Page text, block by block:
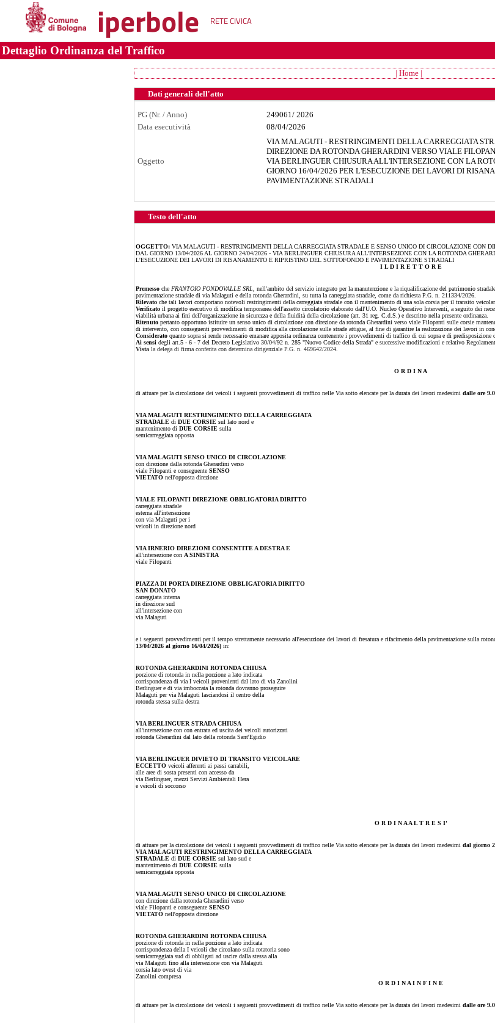
iperbole RETE CIVICA
Dettaglio Ordinanza del Traffico
| Home |
Dati generali dell'atto
PG (Nr. / Anno) 249061/ 2026
Data esecutività
08/04/2026
Oggetto
VIA MALAGUTI - RESTRINGIMENTI DELLA CARREGGIATA
DIREZIONE DA ROTONDA GHERARDINI VERSO VIALE
VIA BERLINGUER CHIUSURA ALL'INTERSEZIONE CON LA
GIORNO 16/04/2026 PER L'ESECUZIONE DEI LAVORI DI
PAVIMENTAZIONE STRADALI
Testo dell'atto
OGGETTO: VIA MALAGUTI - RESTRINGIMENTI DELLA CARREGGIATA STRADALE E SENSO UNICO DI CIRCOLAZIONE CON
DAL GIORNO 13/04/2026 AL GIORNO 24/04/2026 - VIA BERLINGUER CHIUSURA ALL'INTERSEZIONE CON LA ROTONDA
L'ESECUZIONE DEI LAVORI DI RISANAMENTO E RIPRISTINO DEL SOTTOFONDO E PAVIMENTAZIONE STRADALI
I L D I R E T T O R E
Premesso che FRANTOIO FONDOVALLE SRL, nell'ambito del servizio integrato per la manutenzione e la riqualificazione del patrimonio
pavimentazione stradale di via Malaguti e della rotonda Gherardini, su tutta la carreggiata stradale, come da richiesta P.G. n. 211334/2026.
Rilevato che tali lavori comportano notevoli restringimenti della carreggiata stradale con il mantenimento di una sola corsia per il transito
Verificato il progetto esecutivo di modifica temporanea dell'assetto circolatorio elaborato dall'U.O. Nucleo Operativo Interventi, a seguito dei
viabilità urbana ai fini dell'organizzazione in sicurezza e della fluidità della circolazione (art. 31 reg. C.d.S.) e descritto nella presente ordinanza.
Ritenuto pertanto opportuno istituire un senso unico di circolazione con direzione da rotonda Gherardini verso viale Filopanti sulle corsie
di intervento, con conseguenti provvedimenti di modifica alla circolazione sulle strade attigue, al fine di garantire la realizzazione dei lavori in
Considerato quanto sopra si rende necessario emanare apposita ordinanza contenente i provvedimenti di traffico di cui sopra e di predisposizione
Ai sensi degli art.5 - 6 - 7 del Decreto Legislativo 30/04/92 n. 285 "Nuovo Codice della Strada" e successive modificazioni e relativo
Vista la delega di firma conferita con determina dirigenziale P.G. n. 469642/2024
O R D I N A
di attuare per la circolazione dei veicoli i seguenti provvedimenti di traffico nelle Via sotto elencate per la durata dei lavori medesimi dalle ore
VIA MALAGUTI RESTRINGIMENTO DELLA CARREGGIATA
STRADALE di DUE CORSIE sul lato nord e
mantenimento di DUE CORSIE sulla
semicarreggiata opposta
VIA MALAGUTI SENSO UNICO DI CIRCOLAZIONE
con direzione dalla rotonda Gherardini verso
viale Filopanti e conseguente SENSO
VIETATO nell'opposta direzione
VIALE FILOPANTI DIREZIONE OBBLIGATORIA DIRITTO
carreggiata stradale
esterna all'intersezione
con via Malaguti per i
veicoli in direzione nord
VIA IRNERIO DIREZIONI CONSENTITE A DESTRA E
all'intersezione con A SINISTRA
viale Filopanti
PIAZZA DI PORTA DIREZIONE OBBLIGATORIA DIRITTO
SAN DONATO
carreggiata interna
in direzione sud
all'intersezione con
via Malaguti
e i seguenti provvedimenti per il tempo strettamente necessario all'esecuzione dei lavori di fresatura e rifacimento della pavimentazione sulla
13/04/2026 al giorno 16/04/2026) in:
ROTONDA GHERARDINI ROTONDA CHIUSA
porzione di rotonda in nella porzione a lato indicata
corrispondenza di via I veicoli provenienti dal lato di via Zanolini
Berlinguer e di via imboccata la rotonda dovranno proseguire
Malaguti per via Malaguti lasciandosi il centro della
rotonda stessa sulla destra
VIA BERLINGUER STRADA CHIUSA
all'intersezione con con entrata ed uscita dei veicoli autorizzati
rotonda Gherardini dal lato della rotonda Sant'Egidio
VIA BERLINGUER DIVIETO DI TRANSITO VEICOLARE
ECCETTO veicoli afferenti ai passi carrabili,
alle aree di sosta presenti con accesso da
via Berlinguer, mezzi Servizi Ambientali Hera
e veicoli di soccorso
O R D I N A A L T R E S I'
di attuare per la circolazione dei veicoli i seguenti provvedimenti di traffico nelle Via sotto elencate per la durata dei lavori medesimi dal giorno
VIA MALAGUTI RESTRINGIMENTO DELLA CARREGGIATA
STRADALE di DUE CORSIE sul lato sud e
mantenimento di DUE CORSIE sulla
semicarreggiata opposta
VIA MALAGUTI SENSO UNICO DI CIRCOLAZIONE
con direzione dalla rotonda Gherardini verso
viale Filopanti e conseguente SENSO
VIETATO nell'opposta direzione
ROTONDA GHERARDINI ROTONDA CHIUSA
porzione di rotonda in nella porzione a lato indicata
corrispondenza della I veicoli che circolano sulla rotatoria sono
semicarreggiata sud di obbligati ad uscire dalla stessa alla
via Malaguti fino alla intersezione con via Malaguti
corsia lato ovest di via
Zanolini compresa
O R D I N A I N F I N E
di attuare per la circolazione dei veicoli i seguenti provvedimenti di traffico nelle Via sotto elencate per la durata dei lavori medesimi dalle ore